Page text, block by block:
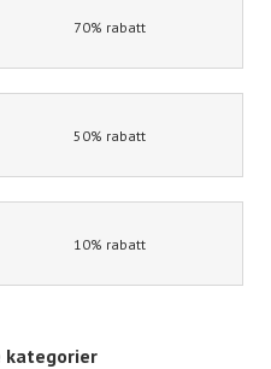
70% rabatt
50% rabatt
10% rabatt
kategorier